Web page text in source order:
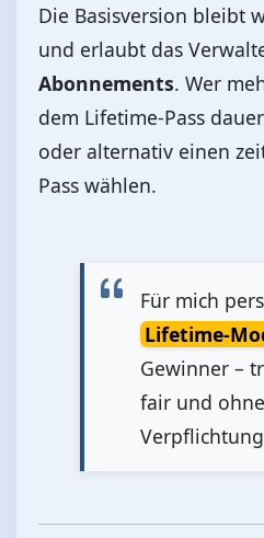
Die Basisversion bleibt
und erlaubt das
Abonnements. Wer
dem Lifetime‑Pass
oder alternativ einen
Pass wählen.
Für mich
Gewinner –
fair und ohne